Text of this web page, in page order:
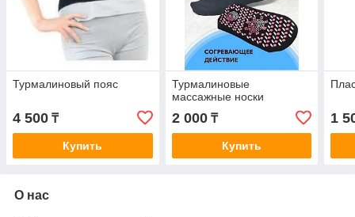
Турмалиновый пояс
4 500 ₸
Купить
Турмалиновые
массажные носки
2 000₸
Купить
1
О нас